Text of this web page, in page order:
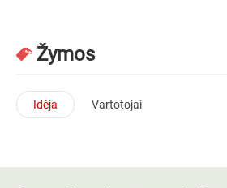
Žymos
Idėja Vartotojai